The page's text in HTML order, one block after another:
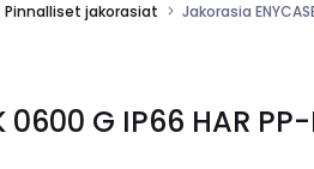
Pinnalliset jakorasiat Jakorasia
G IP66 HAR PP-